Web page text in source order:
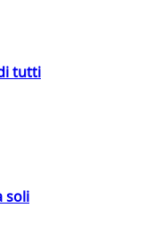
tutti
soli